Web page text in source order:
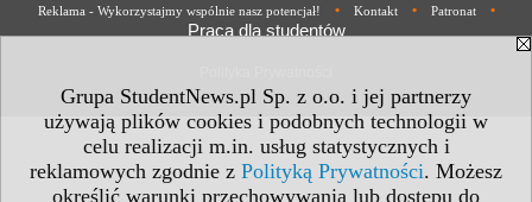
Grupa StudentNews.pl Sp. z o.o. i jej partnerzy
używają plików cookies i podobnych technologii w
celu realizacji m.in. usług statystycznych i
reklamowych zgodnie z Polityką Prywatności. Możesz
określić warunki przechowywania lub dostępu do
Reklama - Wykorzystajmy wspólnie nasz potencjał! • Kontakt • Patronat •
Praca dla studentów